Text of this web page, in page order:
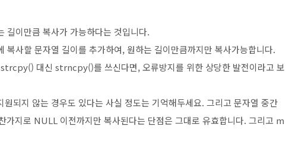
이만큼 복사가 가능하다는 것입니다.
사할 문자열 길이를 추가하여, 원하는 길이만큼까지만 복사가능합니다.
대신 strncpy()를 쓰신다면, 오류방지를 위한 상당한 발전이라고 보
되지 않는 경우도 있다는 사실 정도는 기억해두세요. 그리고 문자열 중간
지로 NULL 이전까지만 복사된다는 단점은 그대로 유효합니다. 그리고 m